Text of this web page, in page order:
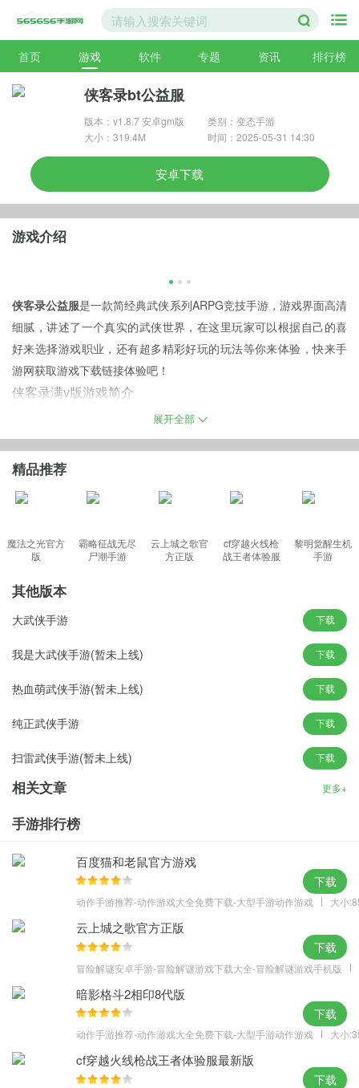
首页 游戏 软件 专题 资讯 排行榜
侠客录bt公益服
版本：v1.8.7 安卓gm版
类别：变态手游
大小：319.4M
时间：2025-05-31 14:30
安卓下载
游戏介绍
侠客录公益服是一款简经典武侠系列ARPG竞技手游，游戏界面高清
细腻，讲述了一个真实的武侠世界，在这里玩家可以根据自己的喜
好来选择游戏职业，还有超多精彩好玩的玩法等你来体验，快来手
游网获取游戏下载链接体验吧！
侠客录满v版游戏简介
2018非玩不可的3D-ARPG武侠BT手游《侠客录》具有ARPG动作角
量众多的经典武侠侠客，更有神秘的冰火双修熊猫人等原创侠客，
都将在游戏中随着剧情的发展成为可以招募的对象，即便是敌人，
可能为了共同目标，也会成为你的战友。《侠客录》为你讲述的是
上演的一部寻找“国家宝藏”的武林故事。
侠客录无限元宝sf特色
游戏内玩家的每个选择和玩法路线，都会让玩家体验不
同的剧情发展和结局，游戏更是有超过20种的结局种类，充满了探
交友系统： 游戏中可以提高友好度的角色超过30位，与每位好友的
亲密度不同，也会触发不同的剧情和结局哦！
自由而独特的养成系统，玩家每次体验都可以精心培养
出各具特色的，属于你自己武侠世界里的侠客。
战斗系统：
六角战棋的回合制，每回合开始时，玩家可以根据功
对手。
1、充值比例1：300、首充1:600
4、超值基金十倍返还
单日累计充值100 ~ 500元返利20%
单日累计充值500 ~ 1000元返利30%
单日累计充值1000~ 3000元返利50%
单日累计充值3000~ 5000元返利80%
单日累计充值5000~10000元返利100%
单日累计充值1万元以上，返利150%
展开全部
精品推荐
魔法之光官方
版
霸略征战无尽
尸潮手游
云上城之歌官
方正版
cf穿越火线枪
战王者体验服
黎明觉醒生机
手游
其他版本
大武侠手游 下载
我是大武侠手游(暂未上线) 下载
热血萌武侠手游(暂未上线) 下载
纯正武侠手游 下载
扫雷武侠手游(暂未上线) 下载
相关文章 更多+
手游排行榜
百度猫和老鼠官方游戏
动作手游推荐-动作游戏大全免费下载-大型手游动作游戏 大小
下载
云上城之歌官方正版
冒险解谜安卓手游-冒险解谜游戏下载大全-冒险解谜游戏手机版
下载
暗影格斗2相印8代版
动作手游推荐-动作游戏大全免费下载-大型手游动作游戏 大小
下载
cf穿越火线枪战王者体验服最新版
下载